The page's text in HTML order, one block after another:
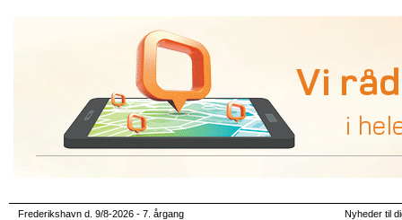
Frederikshavn d. 9/8-2026 - 7. årgang Nyheder til